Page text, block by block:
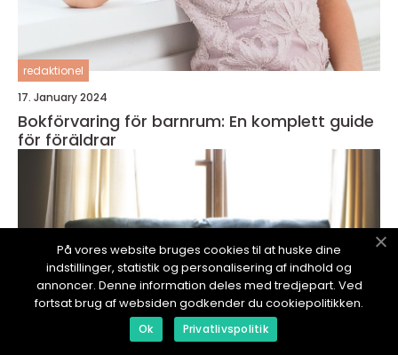
redaktionel
17. January 2024
Bokförvaring för barnrum: En komplett guide
för föräldrar
På vores website bruges cookies til at huske dine
indstillinger, statistik og personalisering af indhold og
annoncer. Denne information deles med tredjepart. Ved
fortsat brug af websiden godkender du cookiepolitikken.
Ok Privatlivspolitik